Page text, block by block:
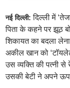
नई दिल्ली:दिल्ली में
पिता के कहने पर झूठ
शिकायत का बदला
अकील खान को
उस व्यक्ति की पत्नी से
उसकी बेटी ने अपने